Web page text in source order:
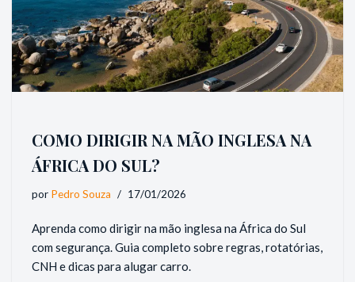
COMO DIRIGIR NA MÃO INGLESA NA
ÁFRICA DO SUL?
por Pedro Souza 17/01/2026
Aprenda como dirigir na mão inglesa na África do Sul
com segurança. Guia completo sobre regras, rotatórias,
CNH e dicas para alugar carro.